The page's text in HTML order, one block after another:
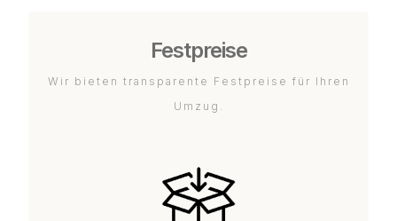
Festpreise
Wir bieten transparente Festpreise für Ihren
Umzug.